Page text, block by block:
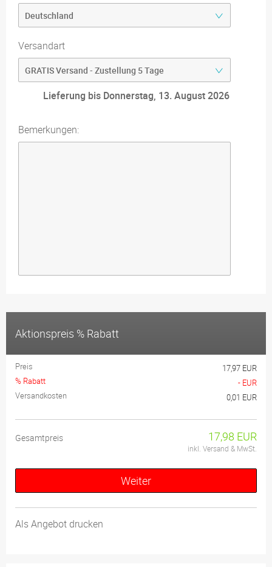
Versandart
Lieferung bis Donnerstag, 13. August 2026
Bemerkungen:
Aktionspreis % Rabatt
Preis
17,97 EUR
% Rabatt
- EUR
Versandkosten
0,01 EUR
Gesamtpreis 17,98 EUR
inkl. Versand & MwSt.
Weiter
Als Angebot drucken